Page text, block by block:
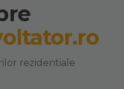
rezidentiale